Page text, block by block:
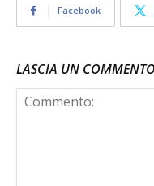
Facebook
LASCIA UN COMMENTO